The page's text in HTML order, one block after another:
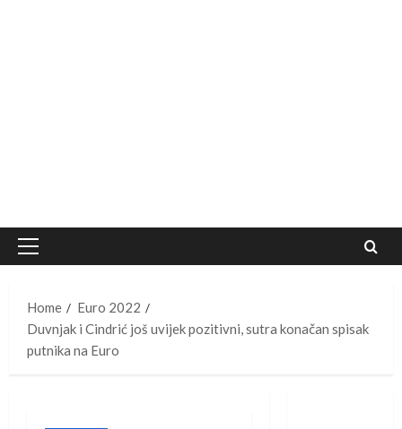
Primary
Home
Euro 2022
Duvnjak i Cindrić još uvijek pozitivni, sutra konačan spisak
putnika na Euro